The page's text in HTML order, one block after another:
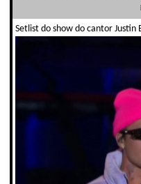
Setlist do show do cantor Justin